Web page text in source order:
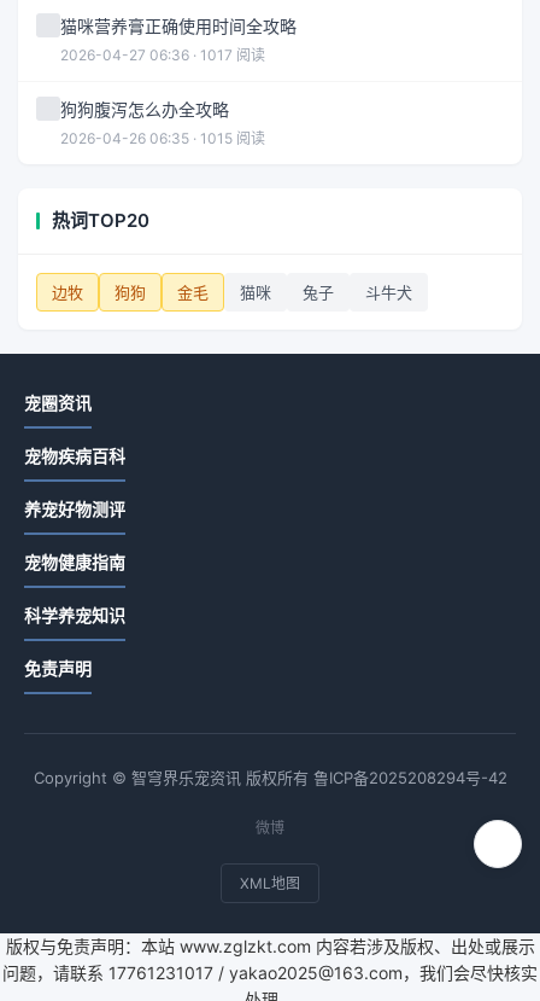
猫咪营养膏正确使用时间全攻略
2026-04-27 06:36 · 1017 阅读
狗狗腹泻怎么办全攻略
2026-04-26 06:35 · 1015 阅读
热词TOP20
边牧 狗狗 金毛 猫咪 兔子 斗牛犬
宠圈资讯
宠物疾病百科
养宠好物测评
宠物健康指南
科学养宠知识
免责声明
Copyright © 智穹界乐宠资讯 版权所有 鲁ICP备2025208294号-42
微博
XML地图
版权与免责声明：本站 www.zglzkt.com 内容若涉及版权、出处或展示
问题，请联系 17761231017 / yakao2025@163.com，我们会尽快核实